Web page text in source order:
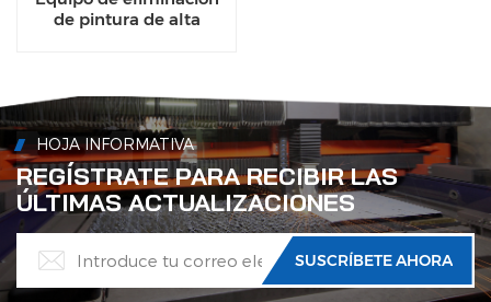
de pintura de alta
HOJA INFORMATIVA
REGÍSTRATE PARA RECIBIR LAS
ÚLTIMAS ACTUALIZACIONES